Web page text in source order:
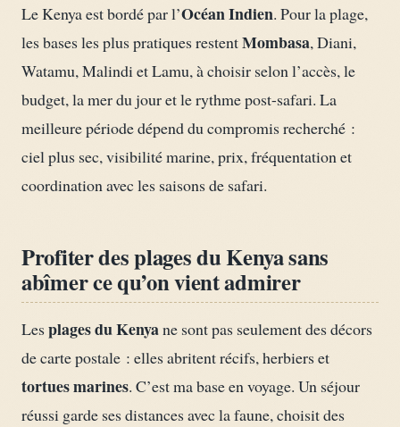
Le Kenya est bordé par l’Océan Indien. Pour la plage,
les bases les plus pratiques restentMombasa, Diani,
Watamu, Malindi et Lamu, à choisir selon l’accès, le
budget, la mer du jour et le rythme post-safari. La
meilleure période dépend du compromis recherché :
ciel plus sec, visibilité marine, prix, fréquentation et
coordination avec les saisons de safari.
Profiter des plages du Kenya sans
abîmer ce qu’on vient admirer
Lesplages du Kenyane sont pas seulement des décors
de carte postale : elles abritent récifs, herbiers et
tortues marines. C’est ma base en voyage. Un séjour
réussi garde ses distances avec la faune, choisit des